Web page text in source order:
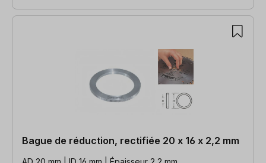
Bague de réduction, rectifiée 20 x 16 x 2,2 mm